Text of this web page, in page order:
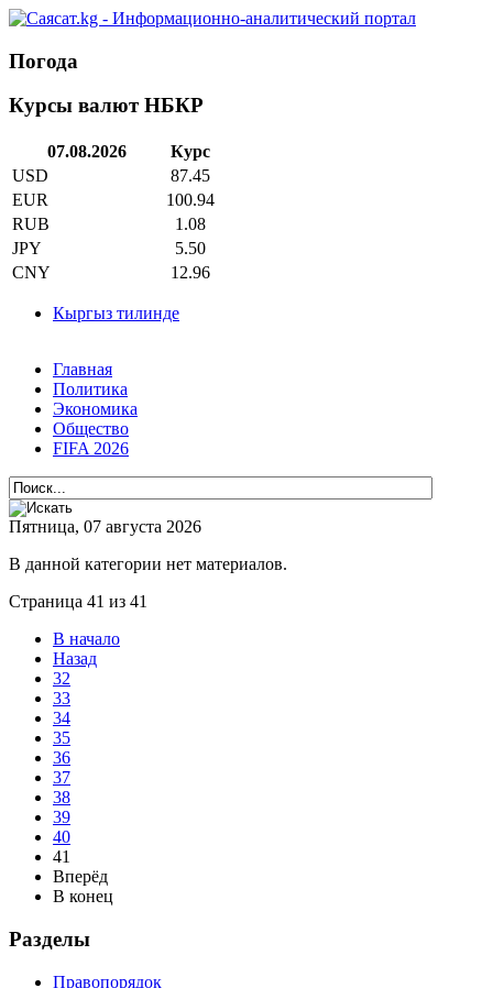
Погода
Курсы валют НБКР
07.08.2026
Курс
USD
87.45
EUR
100.94
RUB
1.08
JPY
5.50
CNY
12.96
Кыргыз тилинде
Главная
Политика
Экономика
Общество
FIFA 2026
Пятница, 07 августа 2026
В данной категории нет материалов.
Страница 41 из 41
В начало
Назад
32
33
34
35
36
37
38
39
40
41
Вперёд
В конец
Разделы
Правопорядок